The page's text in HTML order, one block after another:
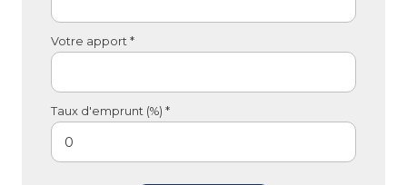
Votre apport *
Taux d'emprunt (%) *